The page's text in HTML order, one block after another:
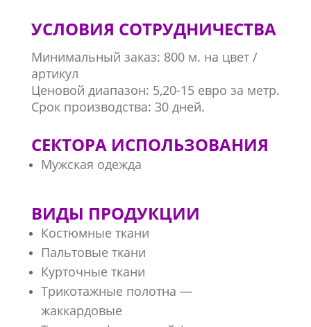
УСЛОВИЯ СОТРУДНИЧЕСТВА
Минимальный заказ: 800 м. на цвет /
артикул
Ценовой диапазон: 5,20-15 евро за метр.
Срок производства: 30 дней.
СЕКТОРА ИСПОЛЬЗОВАНИЯ
Мужская одежда
ВИДЫ ПРОДУКЦИИ
Костюмные ткани
Пальтовые ткани
Курточные ткани
Трикотажные полотна —
жаккардовые